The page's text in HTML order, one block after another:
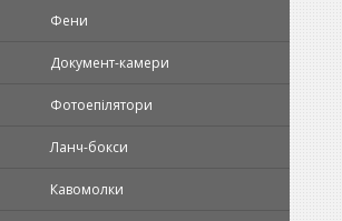
Фени
Документ-камери
Фотоепілятори
Ланч-бокси
Кавомолки